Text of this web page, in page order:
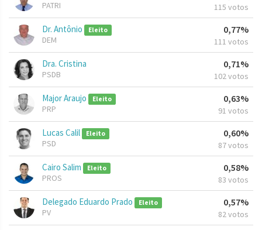
PATRI 115 votos
Dr. Antônio Eleito
DEM
0,77%
111 votos
Dra. Cristina
PSDB
0,71%
102 votos
Major Araujo Eleito
PRP
0,63%
91 votos
Lucas Calil Eleito
PSD
0,60%
87 votos
Cairo Salim Eleito
PROS
0,58%
83 votos
Delegado Eduardo Prado Eleito
PV
0,57%
82 votos